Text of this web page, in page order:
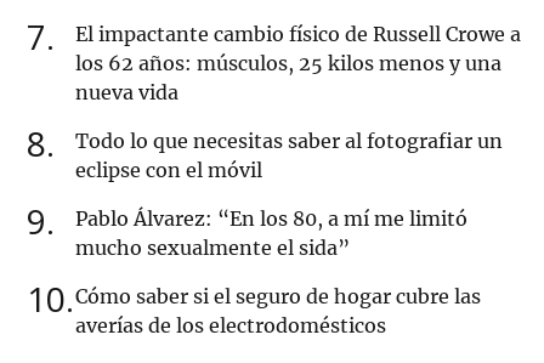
7
El impactante cambio físico de Russell Crowe a
los 62 años: músculos, 25 kilos menos y una
nueva vida
8
Todo lo que necesitas saber al fotografiar un
eclipse con el móvil
9
Pablo Álvarez: “En los 80, a mí me limitó
mucho sexualmente el sida”
10 Cómo saber si el seguro de hogar cubre las
averías de los electrodomésticos